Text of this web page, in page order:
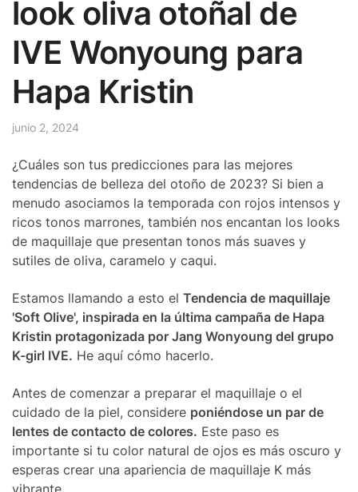
look oliva otoñal de
IVE Wonyoung para
Hapa Kristin
junio 2, 2024
¿Cuáles son tus predicciones para las mejores
tendencias de belleza del otoño de 2023? Si bien a
menudo asociamos la temporada con rojos intensos y
ricos tonos marrones, también nos encantan los looks
de maquillaje que presentan tonos más suaves y
sutiles de oliva, caramelo y caqui.
Estamos llamando a esto el Tendencia de maquillaje
'Soft Olive', inspirada en la última campaña de Hapa
Kristin protagonizada por Jang Wonyoung del grupo
K-girl IVE. He aquí cómo hacerlo.
Antes de comenzar a preparar el maquillaje o el
cuidado de la piel, considere poniéndose un par de
lentes de contacto de colores. Este paso es
importante si tu color natural de ojos es más oscuro y
esperas crear una apariencia de maquillaje K más
vibrante.